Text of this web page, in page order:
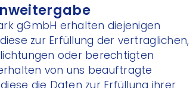
gGmbH erhalten diejenigen
zur Erfüllung der vertraglichen,
oder berechtigten
von uns beauftragte
die Daten zur Erfüllung ihrer